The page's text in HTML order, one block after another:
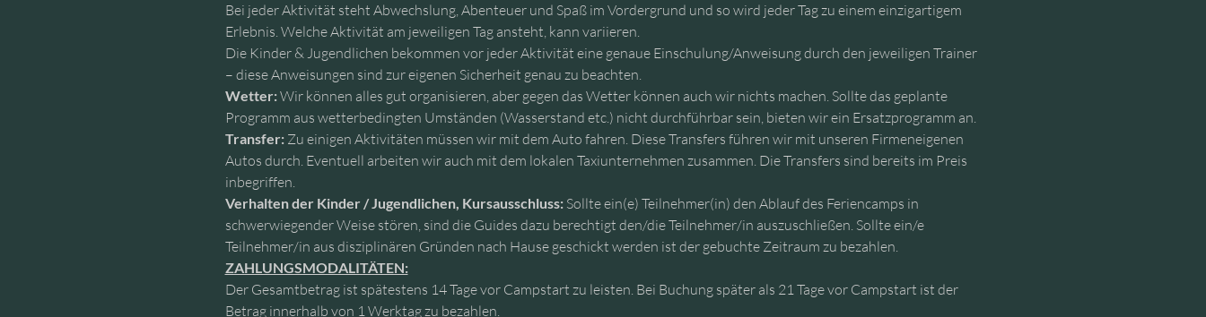
Bei jeder Aktivität steht Abwechslung, Abenteuer und Spaß im Vordergrund und so wird jeder Tag zu einem einzigartigem
Erlebnis. Welche Aktivität am jeweiligen Tag ansteht, kann variieren.
Die Kinder & Jugendlichen bekommen vor jeder Aktivität eine genaue Einschulung/Anweisung durch den jeweiligen Trainer
– diese Anweisungen sind zur eigenen Sicherheit genau zu beachten.
Wetter: Wir können alles gut organisieren, aber gegen das Wetter können auch wir nichts machen. Sollte das geplante
Programm aus wetterbedingten Umständen (Wasserstand etc.) nicht durchführbar sein, bieten wir ein Ersatzprogramm an.
Transfer: Zu einigen Aktivitäten müssen wir mit dem Auto fahren. Diese Transfers führen wir mit unseren Firmeneigenen
Autos durch. Eventuell arbeiten wir auch mit dem lokalen Taxiunternehmen zusammen. Die Transfers sind bereits im Preis
inbegriffen.
Verhalten der Kinder / Jugendlichen, Kursausschluss: Sollte ein(e) Teilnehmer(in) den Ablauf des Feriencamps in
schwerwiegender Weise stören, sind die Guides dazu berechtigt den/die Teilnehmer/in auszuschließen. Sollte ein/e
Teilnehmer/in aus disziplinären Gründen nach Hause geschickt werden ist der gebuchte Zeitraum zu bezahlen.
ZAHLUNGSMODALITÄTEN:
Der Gesamtbetrag ist spätestens 14 Tage vor Campstart zu leisten. Bei Buchung später als 21 Tage vor Campstart ist der
Betrag innerhalb von 1 Werktag zu bezahlen.